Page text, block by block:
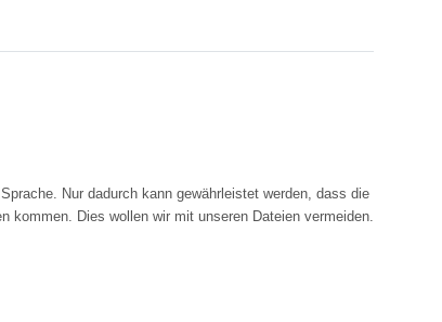
Nur dadurch kann gewährleistet werden, dass die
kommen. Dies wollen wir mit unseren Dateien vermeiden.